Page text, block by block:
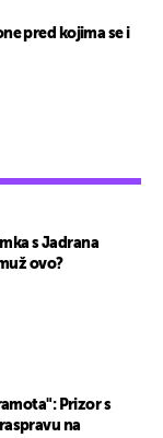
s Jadrana
ovo?
Prizor s
na
pred kojima se i